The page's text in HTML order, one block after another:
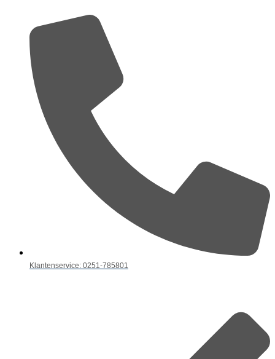
Klantenservice: 0251-785801